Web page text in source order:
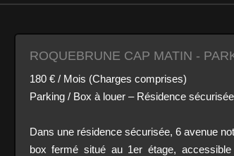
ROQUEBRUNE CAP MATIN -
180 € / Mois (Charges comprises)
Parking / Box à louer – Résidence
Dans une résidence sécurisée, 6 avenue
box fermé situé au 1er étage,